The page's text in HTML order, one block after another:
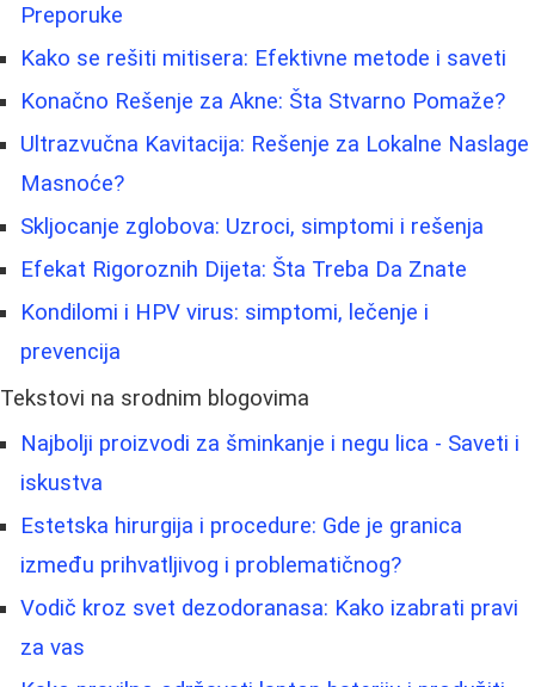
Preporuke
Kako se rešiti mitisera: Efektivne metode i saveti
Konačno Rešenje za Akne: Šta Stvarno Pomaže?
Ultrazvučna Kavitacija: Rešenje za Lokalne Naslage
Masnoće?
Skljocanje zglobova: Uzroci, simptomi i rešenja
Efekat Rigoroznih Dijeta: Šta Treba Da Znate
Kondilomi i HPV virus: simptomi, lečenje i
prevencija
Tekstovi na srodnim blogovima
Najbolji proizvodi za šminkanje i negu lica - Saveti i
iskustva
Estetska hirurgija i procedure: Gde je granica
između prihvatljivog i problematičnog?
Vodič kroz svet dezodoranasa: Kako izabrati pravi
za vas